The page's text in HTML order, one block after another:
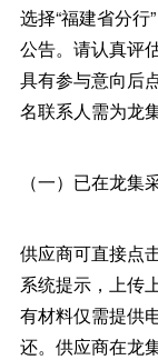
选择“福建省分行
公告。请认真评
具有参与意向后
名联系人需为龙
（一）已在龙集
供应商可直接点
系统提示，上传
有材料仅需提供
还。供应商在龙